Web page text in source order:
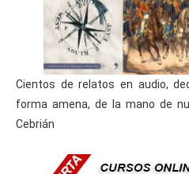
Cientos de relatos en audio,
forma amena, de la mano de
Cebrián